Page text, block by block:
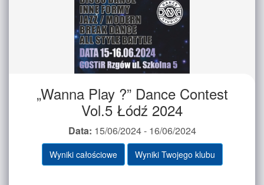
„Wanna Play ?” Dance Contest
Vol.5 Łódź 2024
Data: 15/06/2024 - 16/06/2024
Wyniki całościowe Wyniki Twojego klubu